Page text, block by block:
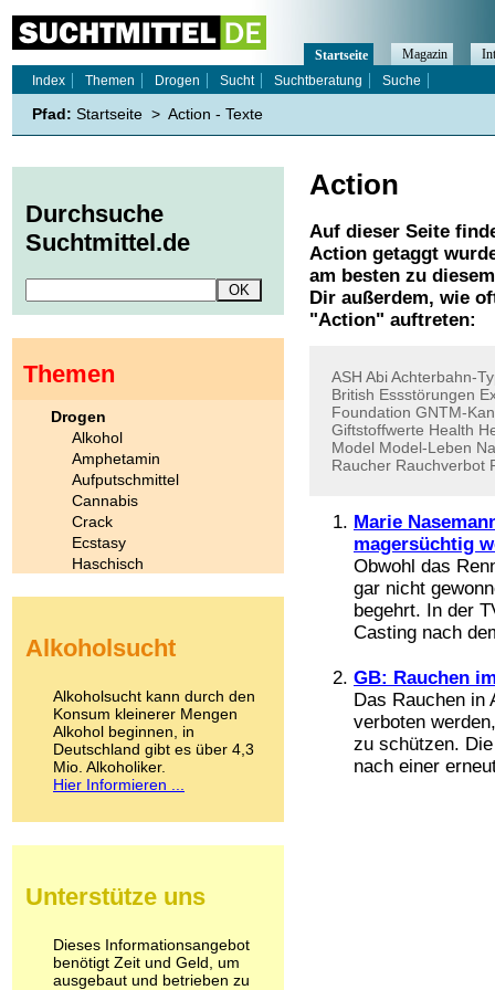
Action
Auf dieser Seite
Action getaggt
am besten zu
Dir außerdem, wie
"Action" auftreten:
ASH AbiAchterbahn-
British Essstörungen
Foundation GNTM-
Giftstoffwerte Health
Model Model-Leben
Raucher Rauchverbot
Marie
magersüchtig
Obwohl das
gar nicht
begehrt. In der
Casting nach
GB: Rauchen
Das Rauchen in
verboten
zu schützen.
nach einer
Startseite Magazin
Index
Themen Drogen Sucht Suchtberatung Suche
Pfad: Startseite > Action - Texte
Durchsuche
Suchtmittel.de
Themen
Drogen
Alkohol
Amphetamin
Aufputschmittel
Cannabis
Crack
Ecstasy
Haschisch
Kokain
LSD
Marihuana
Medikamente
Meskalin
Metamphetamin
Methadon
Pilze
Psychopharmaka
Schlafmittel
Schmerzmittel
Alkoholsucht
Alkoholsucht kann durch den
Konsum kleinerer Mengen
Alkohol beginnen, in
Deutschland gibt es über 4,3
Mio. Alkoholiker.
Hier Informieren ...
Unterstütze uns
Dieses Informationsangebot
benötigt Zeit und Geld, um
ausgebaut und betrieben zu